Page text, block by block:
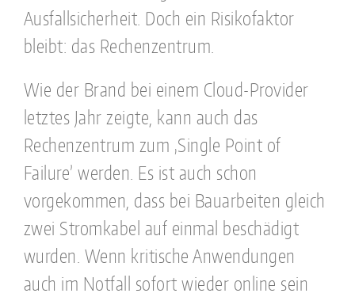
Ausfallsicherheit. Doch ein Risikofaktor
bleibt: das Rechenzentrum.
Wie der Brand bei einem Cloud-Provider
letztes Jahr zeigte, kann auch das
Rechenzentrum zum ‚Single Point of
Failure’ werden. Es ist auch schon
vorgekommen, dass bei Bauarbeiten gleich
zwei Stromkabel auf einmal beschädigt
wurden. Wenn kritische Anwendungen
auch im Notfall sofort wieder online sein